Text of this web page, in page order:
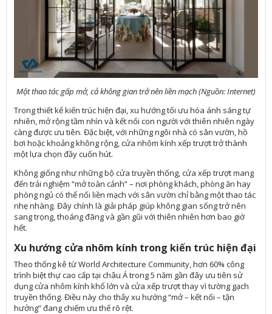
Một thao tác gấp mở, cả không gian trở nên liền mạch (Nguồn: Internet)
Trong thiết kế kiến trúc hiện đại, xu hướng tối ưu hóa ánh sáng tự
nhiên, mở rộng tầm nhìn và kết nối con người với thiên nhiên ngày
càng được ưu tiên. Đặc biệt, với những ngôi nhà có sân vườn, hồ
bơi hoặc khoảng không rộng, cửa nhôm kính xếp trượt trở thành
một lựa chọn đầy cuốn hút.
Không giống như những bộ cửa truyền thống, cửa xếp trượt mang
đến trải nghiệm “mở toàn cảnh” – nơi phòng khách, phòng ăn hay
phòng ngủ có thể nối liền mạch với sân vườn chỉ bằng một thao tác
nhẹ nhàng. Đây chính là giải pháp giúp không gian sống trở nên
sang trọng, thoáng đãng và gần gũi với thiên nhiên hơn bao giờ
hết.
Xu hướng cửa nhôm kính trong kiến trúc hiện đại
Theo thống kê từ World Architecture Community, hơn 60% công
trình biệt thự cao cấp tại châu Á trong 5 năm gần đây ưu tiên sử
dụng cửa nhôm kính khổ lớn và cửa xếp trượt thay vì tường gạch
truyền thống. Điều này cho thấy xu hướng “mở – kết nối – tận
hưởng” đang chiếm ưu thế rõ rệt.